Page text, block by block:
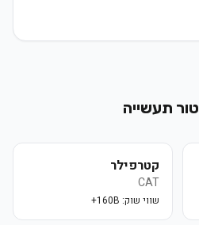
תעשייה
קטרפילר
CAT
שווי שוק: 160B+